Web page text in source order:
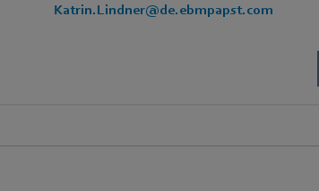
Katrin.Lindner@de.ebmpapst.com